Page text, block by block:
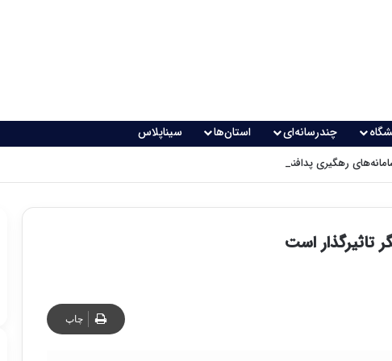
چندرسانه‌ای استان‌ها سیناپلاس
رهگیری پدافندی چگونه کار می کنند؟
تاثیرگذار است
چاپ